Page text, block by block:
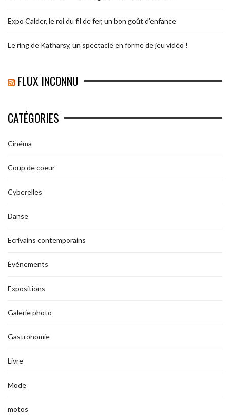
Expo Calder, le roi du fil de fer, un bon goût d’enfance
Le ring de Katharsy, un spectacle en forme de jeu vidéo !
FLUX INCONNU
CATÉGORIES
Cinéma
Coup de coeur
Cyberelles
Danse
Ecrivains contemporains
Évènements
Expositions
Galerie photo
Gastronomie
Livre
Mode
motos